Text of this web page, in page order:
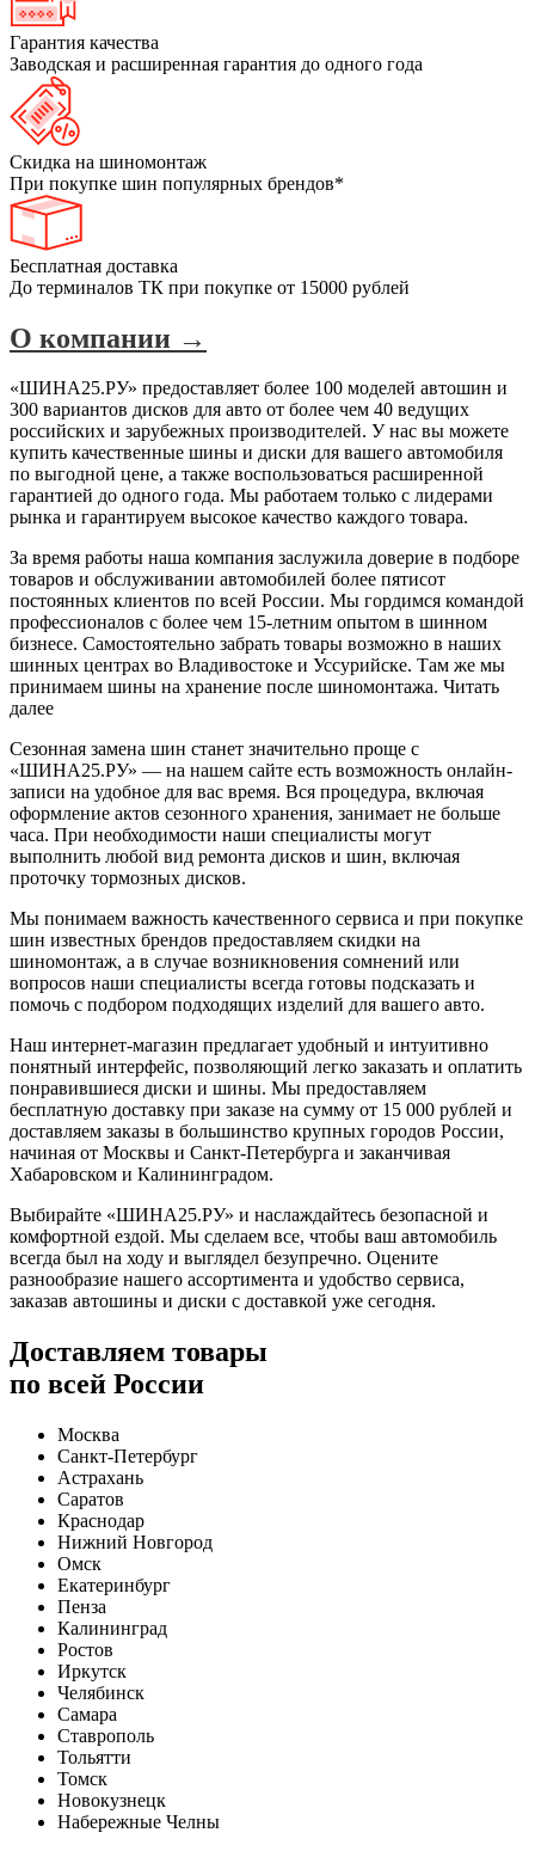
Гарантия качества
Заводская и расширенная гарантия до одного года
Скидка на шиномонтаж
При покупке шин популярных брендов*
Бесплатная доставка
До терминалов ТК при покупке от 15000 рублей
О компании →
«ШИНА25.РУ» предоставляет более 100 моделей автошин и
300 вариантов дисков для авто от более чем 40 ведущих
российских и зарубежных производителей. У нас вы можете
купить качественные шины и диски для вашего автомобиля
по выгодной цене, а также воспользоваться расширенной
гарантией до одного года. Мы работаем только с лидерами
рынка и гарантируем высокое качество каждого товара.
За время работы наша компания заслужила доверие в подборе
товаров и обслуживании автомобилей более пятисот
постоянных клиентов по всей России. Мы гордимся командой
профессионалов с более чем 15-летним опытом в шинном
бизнесе. Самостоятельно забрать товары возможно в наших
шинных центрах во Владивостоке и Уссурийске. Там же мы
принимаем шины на хранение после шиномонтажа. Читать
далее
Сезонная замена шин станет значительно проще с
«ШИНА25.РУ» — на нашем сайте есть возможность онлайн-
записи на удобное для вас время. Вся процедура, включая
оформление актов сезонного хранения, занимает не больше
часа. При необходимости наши специалисты могут
выполнить любой вид ремонта дисков и шин, включая
проточку тормозных дисков.
Мы понимаем важность качественного сервиса и при покупке
шин известных брендов предоставляем скидки на
шиномонтаж, а в случае возникновения сомнений или
вопросов наши специалисты всегда готовы подсказать и
помочь с подбором подходящих изделий для вашего авто.
Наш интернет-магазин предлагает удобный и интуитивно
понятный интерфейс, позволяющий легко заказать и оплатить
понравившиеся диски и шины. Мы предоставляем
бесплатную доставку при заказе на сумму от 15 000 рублей и
доставляем заказы в большинство крупных городов России,
начиная от Москвы и Санкт-Петербурга и заканчивая
Хабаровском и Калининградом.
Выбирайте «ШИНА25.РУ» и наслаждайтесь безопасной и
комфортной ездой. Мы сделаем все, чтобы ваш автомобиль
всегда был на ходу и выглядел безупречно. Оцените
разнообразие нашего ассортимента и удобство сервиса,
заказав автошины и диски с доставкой уже сегодня.
Доставляем товары
по всей России
Москва
Санкт-Петербург
Астрахань
Саратов
Краснодар
Нижний Новгород
Омск
Екатеринбург
Пенза
Калининград
Ростов
Иркутск
Челябинск
Самара
Ставрополь
Тольятти
Томск
Новокузнецк
Набережные Челны